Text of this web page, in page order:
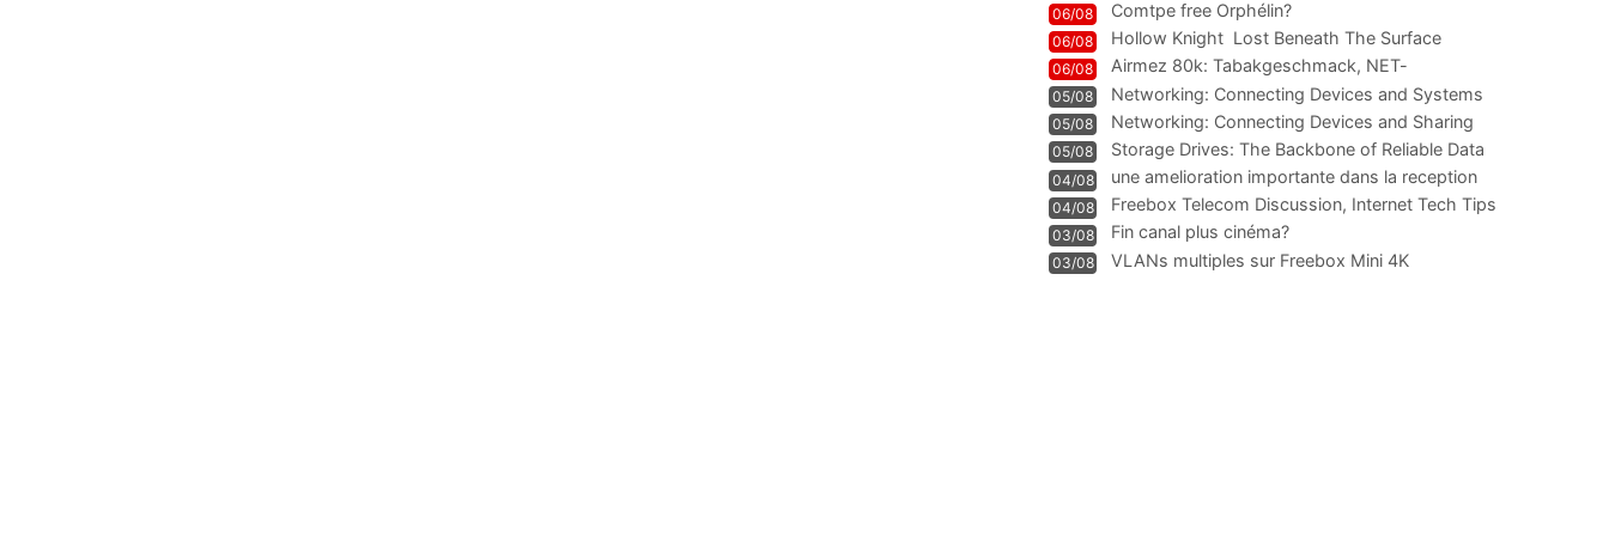
06/08 Comtpe free Orphélin?
06/08 Hollow Knight  Lost Beneath The Surface
06/08
Airmez 80k: Tabakgeschmack, NET-
Technologie und Leistung im
05/08 Networking: Connecting Devices and Systems
05/08
Networking: Connecting Devices and Sharing
Information
05/08
Storage Drives: The Backbone of Reliable Data
Management
04/08
une amelioration importante dans la reception
WIFI
04/08
Freebox Telecom Discussion, Internet Tech Tips
Communi
03/08 Fin canal plus cinéma?
03/08 VLANs multiples sur Freebox Mini 4K